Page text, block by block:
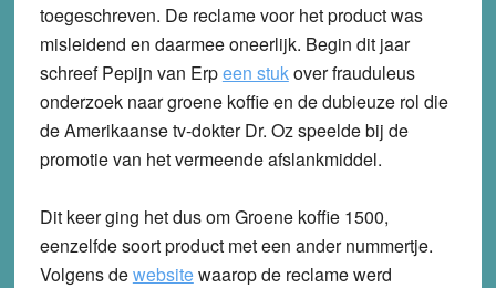
toegeschreven. De reclame voor het product was
misleidend en daarmee oneerlijk. Begin dit jaar
schreef Pepijn van Erpeen stukover frauduleus
onderzoek naar groene koffie en de dubieuze rol die
de Amerikaanse tv-dokter Dr. Oz speelde bij de
promotie van het vermeende afslankmiddel.
Dit keer ging het dus om Groene koffie 1500,
eenzelfde soort product met een ander nummertje.
Volgens dewebsitewaarop de reclame werd